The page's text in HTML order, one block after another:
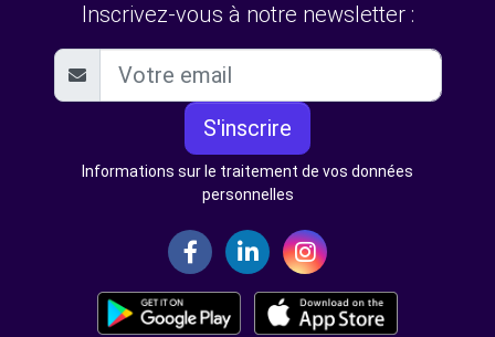
Inscrivez-vous à notre newsletter :
S'inscrire
Informations sur le traitement de vos données
personnelles